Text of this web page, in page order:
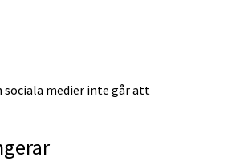
medier inte går att